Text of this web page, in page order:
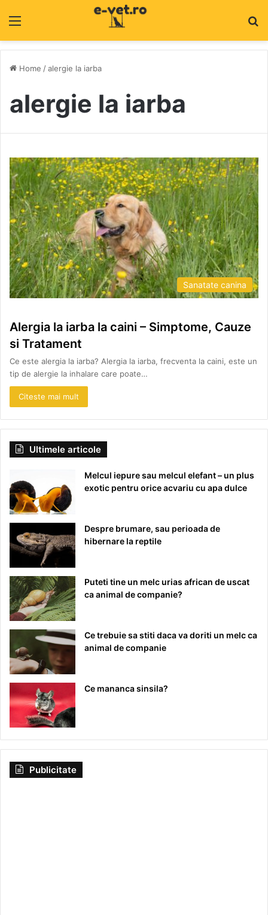
Home /alergie la iarba
alergie la iarba
Sanatate canina
Alergia la iarba la caini – Simptome, Cauze
si Tratament
Ce este alergia la iarba? Alergia la iarba, frecventa la caini, este un
tip de alergie la inhalare care poate…
Citeste mai mult
Ultimele articole
Melcul iepure sau melcul elefant – un plus
exotic pentru orice acvariu cu apa dulce
Despre brumare, sau perioada de
hibernare la reptile
Puteti tine un melc urias african de uscat
ca animal de companie?
Ce trebuie sa stiti daca va doriti un melc ca
animal de companie
Ce mananca sinsila?
Publicitate